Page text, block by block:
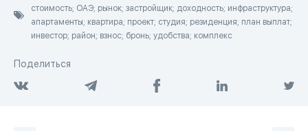
стоимость; ОАЭ; рынок; застройщик; доходность; инфраструктура;
апартаменты; квартира; проект; студия; резиденция; план выплат;
инвестор; район; взнос; бронь; удобства; комплекс
Поделиться